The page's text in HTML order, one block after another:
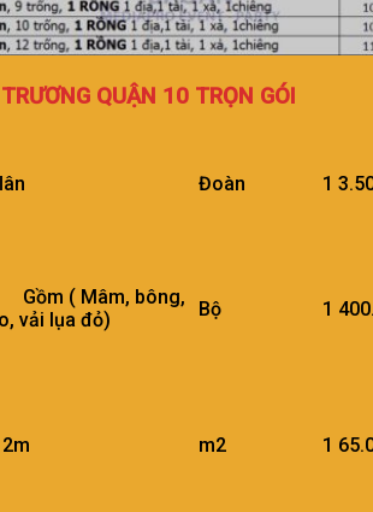
QUẬN 10 TRỌN GÓI
Đoàn 1
( Mâm, bông,
vải lụa đỏ)
Bộ 1
m2 1